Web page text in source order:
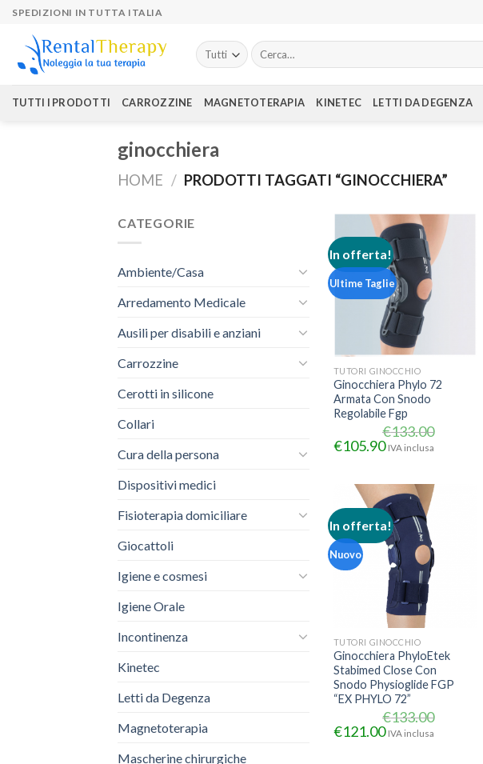
Skip
content
SPEDIZIONI IN TUTTA ITALIA
Cerca:
TUTTI I PRODOTTI CARROZZINE MAGNETOTERAPIA KINETEC LETTI DA DEGENZA
ginocchiera
HOME / PRODOTTI TAGGATI “GINOCCHIERA”
CATEGORIE
Ambiente/Casa
Arredamento Medicale
Ausili per disabili e anziani
Carrozzine
Cerotti in silicone
Collari
Cura della persona
Dispositivi medici
Fisioterapia domiciliare
Giocattoli
Igiene e cosmesi
Igiene Orale
Incontinenza
Kinetec
Letti da Degenza
Magnetoterapia
Mascherine chirurgiche
In offerta!
Ultime Taglie
TUTORI GINOCCHIO
Ginocchiera Phylo 72
Armata Con Snodo
Regolabile Fgp
€133.00
€105.90 IVA inclusa
In offerta!
Nuovo
TUTORI GINOCCHIO
Ginocchiera PhyloEtek
Stabimed Close Con
Snodo Physioglide FGP
“EX PHYLO 72”
€133.00
€121.00 IVA inclusa